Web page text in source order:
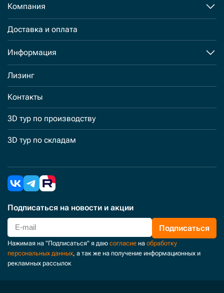
Компания
Доставка и оплата
Информация
Лизинг
Контакты
3D тур по производству
3D тур по складам
Подписаться на новости и акции
Подписаться
Нажимая на "Подписаться" я даю согласие на обработку
персональных данных, а так же на получение информационных и
рекламных рассылок